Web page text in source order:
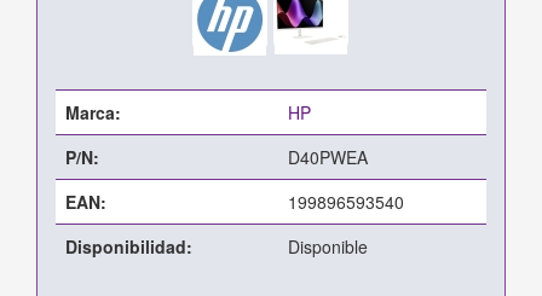
Marca:
HP
P/N:
D40PWEA
EAN:
199896593540
Disponibilidad:
Disponible